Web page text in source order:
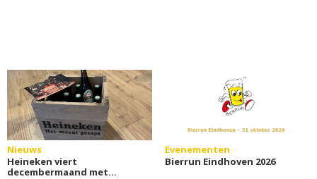
Nieuws
Heineken viert
decembermaand met
Evenementen
Bierrun Eindhoven 2026